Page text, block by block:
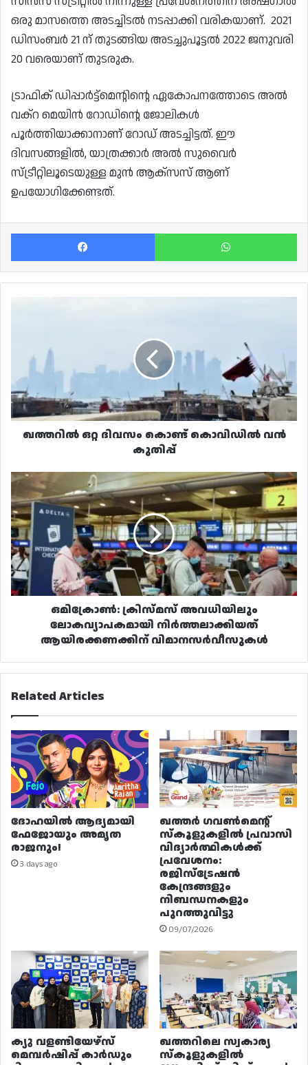
ഒരു മാസത്തെ അടച്ചിടൽ നടപ്പാക്കി വരികയാണ്. 2021
ഡിസംബർ 21 ന് തുടങ്ങിയ അടച്ചുപൂട്ടൽ 2022 ജനുവരി
20 വരെയാണ് തുടരുക.
ട്രാഫിക് ഡിപ്പാർട്ട്‌മെന്റിന്റെ ഏകോപനത്തോടെ അൽ
വക്‌റ മെയിൻ റോഡിന്റെ ജോലികൾ
പൂർത്തിയാക്കാനാണ് റോഡ് അടച്ചിട്ടത്. ഈ
ദിവസങ്ങളിൽ, യാത്രക്കാർ അൽ സുവൈർ
സ്ട്രീറ്റിലൂടെയുള്ള മുൻ ആക്സസ് ആണ്
ഉപയോഗിക്കേണ്ടത്.
Facebook
കൊവിഡിൽ
വൻ
കുതിപ്പ്
ഖത്തറിൽ ഒറ്റ ദിവസം കൊണ്ട് കൊവിഡിൽ വൻ
കുതിപ്പ്
ഒമിക്രോൺ:
ക്രിസ്മസ്
അവധിയിലും
ലോകവ്യാപകമായി
നിർത്തലാക്കിയത്
ആയിരക്കണക്കിന്
വിമാനസർവീസുകൾ
ഒമിക്രോൺ: ക്രിസ്മസ് അവധിയിലും
ലോകവ്യാപകമായി നിർത്തലാക്കിയത്
ആയിരക്കണക്കിന് വിമാനസർവീസുകൾ
Related Articles
ദോഹയിൽ ആദ്യമായി
ഫേജോയും അമൃത
രാജനും!
3 days ago
ഖത്തർ ഗവൺമെന്റ്
സ്കൂളുകളിൽ പ്രവാസി
വിദ്യാർത്ഥികൾക്ക്
പ്രവേശനം:
രജിസ്ട്രേഷൻ
കേന്ദ്രങ്ങളും
നിബന്ധനകളും
പുറത്തുവിട്ടു
09/07/2026
ക്യു വളണ്ടിയേഴ്‌സ്
മെമ്പർഷിപ്പ് കാർഡും
ഖത്തറിലെ സ്വകാര്യ
സ്കൂളുകളിൽ